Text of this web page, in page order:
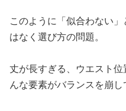
このように「似合わない
はなく選び方の問題。
丈が長すぎる、ウエスト
んな要素がバランスを崩し